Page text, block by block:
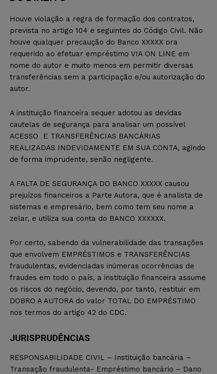
Houve violação a regra de formação dos contratos,
prevista no artigo 104 e seguintes do Código Civil. Não
houve qualquer precaução do Banco XXXXX ora
requerido ao efetuar empréstimo VIA ON LINE em
nome do autor e muito menos em permitir diversas
transferências sem a participação e/ou autorização do
autor.
A instituição financeira sequer adotou as devidas
cautelas de segurança para analisar um possível
ACESSO E TRANSFERÊNCIAS BANCÁRIAS
REALIZADAS INDEVIDAMENTE EM SUA CONTA, agindo
de forma imprudente, senão negligente.
A FALTA DE SEGURANÇA DO BANCO XXXXX causou
prejuízos financeiros a Parte Autora, que é analista de
sistemas e empresário, bem como tem seu nome a
zelar, e utiliza sua conta do BANCO XXXXXX.
Por certo, sabendo da vulnerabilidade das transações
que envolvem EMPRÉSTIMOS e TRANSFERÊNCIAS
fraudulentas, evidenciadas inúmeras ocorrências de
fraudes em todo o país, a instituição financeira assume
os riscos do negócio, devendo, por tanto, restituir em
DOBRO A AUTORA do valor TOTAL DO EMPRÉSTIMO
nos termos do artigo 42 do CDC.
JURISPRUDÊNCIAS
RESPONSABILIDADE CIVIL – Instituição bancária –
Transação fraudulenta- Empréstimo bancário – Dano